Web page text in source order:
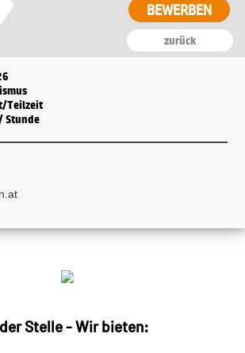
zurück
BEWERBEN
Teilzeit
Stunde
Stelle - Wir bieten: